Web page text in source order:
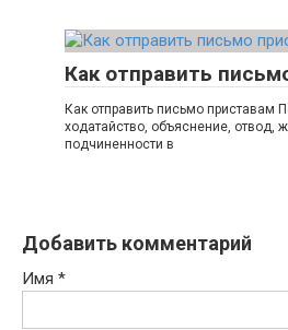
Как отправить
Как отправить письмо приставам
ходатайство, объяснение, отвод,
подчиненности в
Добавить комментарий
Имя *